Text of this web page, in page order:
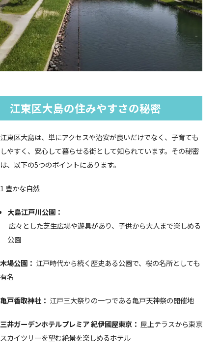
江東区大島の住みやすさの秘密
江東区大島は、単にアクセスや治安が良いだけでなく、子育ても
しやすく、安心して暮らせる街として知られています。その秘密
は、以下の5つのポイントにあります。
1 豊かな自然
大島江戸川公園：
広々とした芝生広場や遊具があり、子供から大人まで楽しめる
公園
木場公園： 江戸時代から続く歴史ある公園で、桜の名所としても
有名
亀戸香取神社： 江戸三大祭りの一つである亀戸天神祭の開催地
三井ガーデンホテルプレミア 紀伊國屋東京： 屋上テラスから東京
スカイツリーを望む絶景を楽しめるホテル